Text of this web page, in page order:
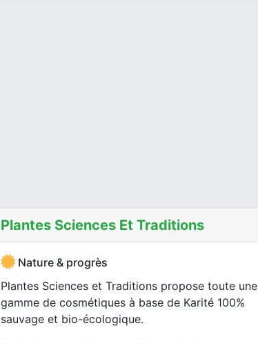
Plantes Sciences Et Traditions
Nature & progrès
Plantes Sciences et Traditions propose toute une
gamme de cosmétiques à base de Karité 100%
sauvage et bio-écologique.